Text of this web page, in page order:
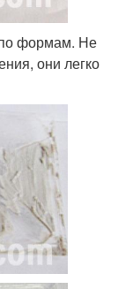
формам. Не
они легко